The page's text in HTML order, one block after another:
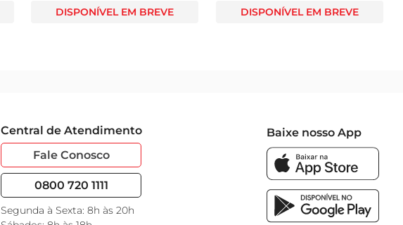
DISPONÍVEL EM BREVE DISPONÍVEL EM BREVE
Central de Atendimento
Fale Conosco
0800 720 1111
Segunda à Sexta: 8h às 20h
Baixe nosso App